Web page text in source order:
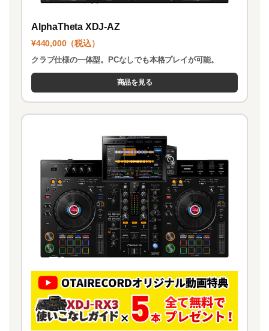
AlphaTheta XDJ-AZ
¥440,000（税込）
クラブ仕様の一体型。PCなしでも本格プレイが可能。
商品を見る